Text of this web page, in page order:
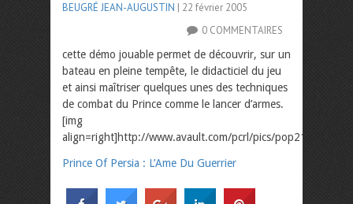
BEUGRÉ JEAN-AUGUSTIN | 22 février 2005
0 COMMENTAIRES
cette démo jouable permet de découvrir, sur un
bateau en pleine tempête, le didacticiel du jeu
et ainsi maîtriser quelques unes des techniques
de combat du Prince comme le lancer d’armes.
[img
align=right]http://www.avault.com/pcrl/pics/pop21a.jpg[/
Prince Of Persia : L’Ame Du Guerrier